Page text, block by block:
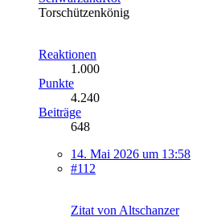
Torschützenkönig
Reaktionen
1.000
Punkte
4.240
Beiträge
648
14. Mai 2026 um 13:58
#112
Zitat von Altschanzer